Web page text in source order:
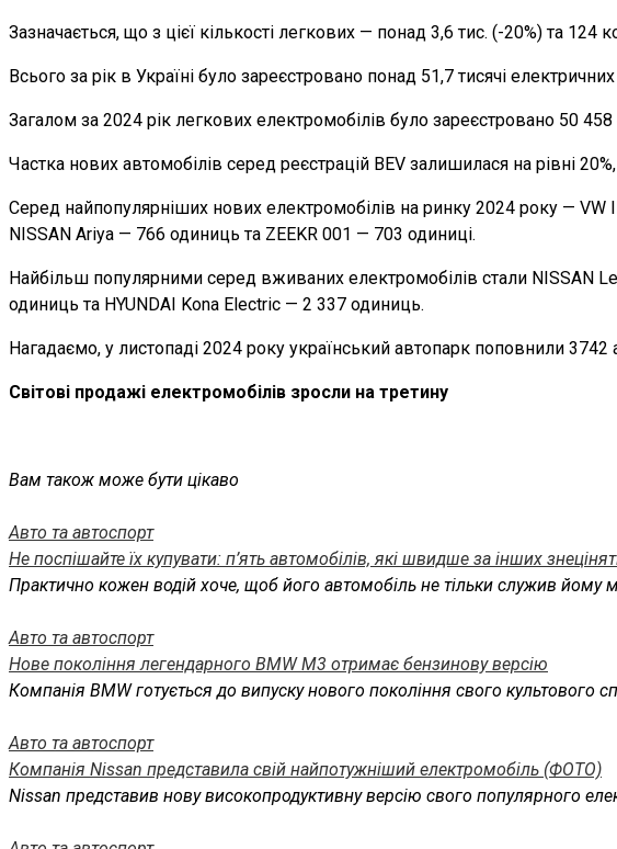
Зазначається, що з цієї кількості легкових — понад 3,6 тис. (-20%) та 124
Всього за рік в Україні було зареєстровано понад 51,7 тисячі
Загалом за 2024 рік легкових електромобілів було зареєстровано 50
Частка нових автомобілів серед реєстрацій BEV залишилася на рівні
Серед найпопулярніших нових електромобілів на ринку 2024 року —
NISSAN Ariya — 766 одиниць та ZEEKR 001 — 703 одиниці.
Найбільш популярними серед вживаних електромобілів стали NISSAN
одиниць та HYUNDAI Kona Electric — 2 337 одиниць.
Нагадаємо, у листопаді 2024 року український автопарк поповнили
Світові продажі електромобілів зросли на третину
Вам також може бути цікаво
Авто та автоспорт
Не поспішайте їх купувати: п’ять автомобілів, які швидше за інших
Практично кожен водій хоче, щоб його автомобіль не тільки служив йому
Авто та автоспорт
Нове покоління легендарного BMW M3 отримає бензинову версію
Компанія BMW готується до випуску нового покоління свого культового
Авто та автоспорт
Компанія Nissan представила свій найпотужніший електромобіль (ФОТО)
Nissan представив нову високопродуктивну версію свого популярного